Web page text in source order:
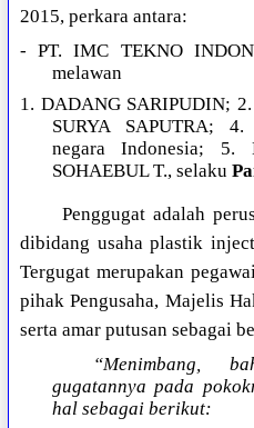
2015, perkara antara:
- PT. IMC TEKNO
melawan
1. DADANG SARIPUDIN;
SURYA SAPUTRA;
negara Indonesia; 5.
SOHAEBUL T., selaku
Penggugat adalah
dibidang usaha plastik
Tergugat merupakan
pihak Pengusaha, Majelis
serta amar putusan sebagai
“Menimbang,
gugatannya pada
hal sebagai berikut: